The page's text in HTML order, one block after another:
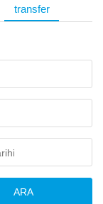
transfer
ARA